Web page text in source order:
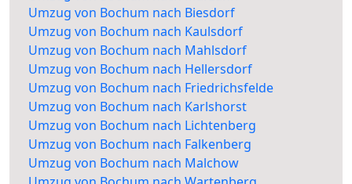
Umzug von Bochum nach Biesdorf
Umzug von Bochum nach Kaulsdorf
Umzug von Bochum nach Mahlsdorf
Umzug von Bochum nach Hellersdorf
Umzug von Bochum nach Friedrichsfelde
Umzug von Bochum nach Karlshorst
Umzug von Bochum nach Lichtenberg
Umzug von Bochum nach Falkenberg
Umzug von Bochum nach Malchow